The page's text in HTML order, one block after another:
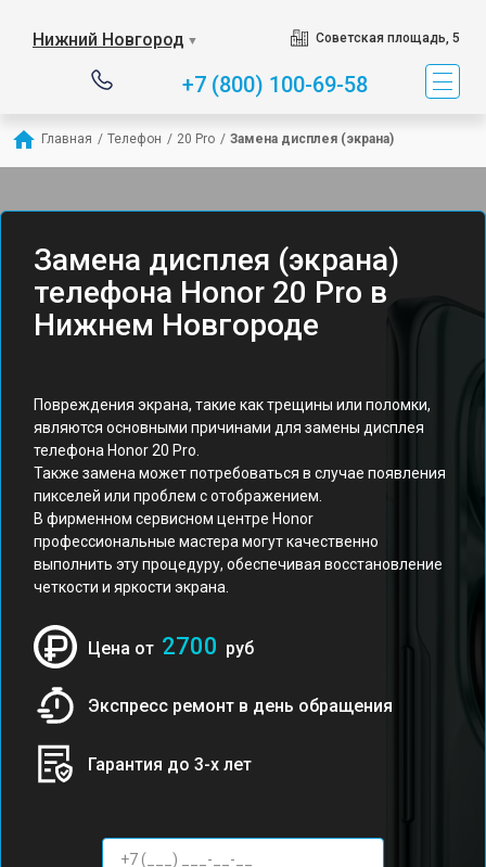
Нижний Новгород ▼ Советская площадь, 5
+7 (800) 100-69-58
Главная / Телефон / 20 Pro / Замена дисплея (экрана)
Замена дисплея (экрана)
телефона Honor 20 Pro в
Нижнем Новгороде
Повреждения экрана, такие как трещины или поломки,
являются основными причинами для замены дисплея
телефона Honor 20 Pro.
Также замена может потребоваться в случае появления
пикселей или проблем с отображением.
В фирменном сервисном центре Honor
профессиональные мастера могут качественно
выполнить эту процедуру, обеспечивая восстановление
четкости и яркости экрана.
Цена от 2700 руб
Экспресс ремонт в день обращения
Гарантия до 3-х лет